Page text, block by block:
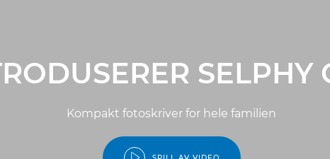
SELPHY
Kompakt fotoskriver for hele familien